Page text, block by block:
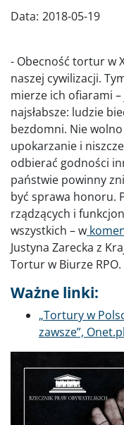
Data: 2018-05-19
- Obecność tortur w
naszej cywilizacji.
mierze ich ofiarami
najsłabsze: ludzie
bezdomni. Nie
upokarzanie i
odbierać godności
państwie powinny
być sprawa honoru.
rządzących i
wszystkich – w
Justyna Zarecka z
Tortur w Biurze RPO.
Ważne linki:
„Tortury w
zawsze”, Onet.pl